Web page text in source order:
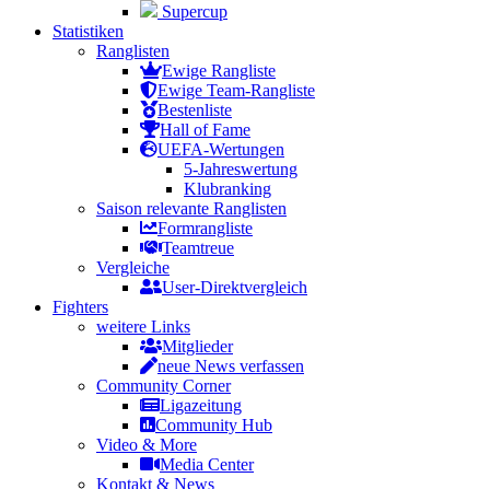
Supercup
Statistiken
Ranglisten
Ewige Rangliste
Ewige Team-Rangliste
Bestenliste
Hall of Fame
UEFA-Wertungen
5-Jahreswertung
Klubranking
Saison relevante Ranglisten
Formrangliste
Teamtreue
Vergleiche
User-Direktvergleich
Fighters
weitere Links
Mitglieder
neue News verfassen
Community Corner
Ligazeitung
Community Hub
Video & More
Media Center
Kontakt & News